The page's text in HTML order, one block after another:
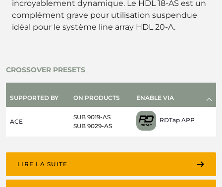
incroyablement dynamique. Le HDL 18-AS est un
complément grave pour utilisation suspendue
idéal pour le système line array HDL 20-A.
CROSSOVER PRESETS
SUPPORTED BY ON PRODUCTS ENABLE VIA
ACE
SUB 9019-AS
SUB 9029-AS
RDTap APP
LIRE LA SUITE